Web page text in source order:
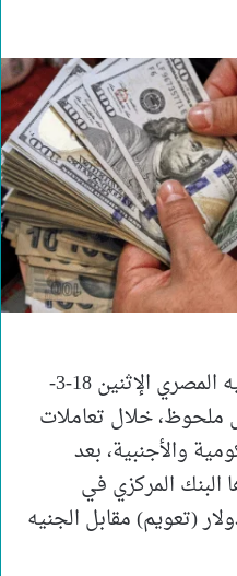
سعر الدولار اليوم مقابل الجنيه المصري الإثنين 18-3-
ملحوظ، خلال تعاملات
والأجنبية، بعد
البنك المركزي في
(تعويم) مقابل الجنيه